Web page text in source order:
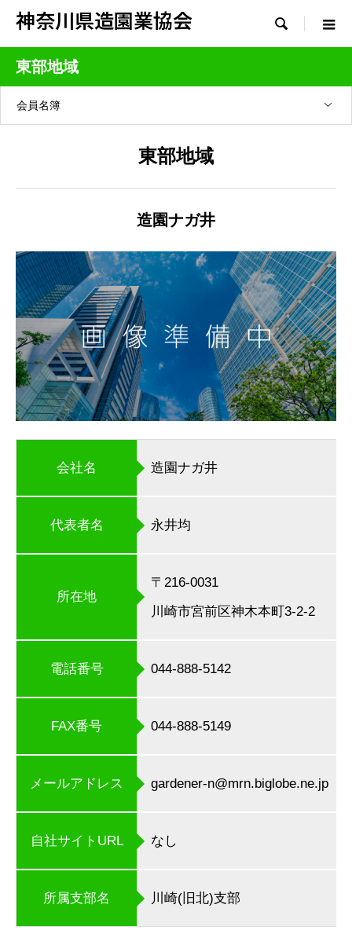
神奈川県造園業協会 
東部地域
会員名簿
東部地域
造園ナガ井
会社名 造園ナガ井
代表者名 永井均
所在地
〒216-0031
川崎市宮前区神木本町3-2-2
電話番号 044-888-5142
FAX番号 044-888-5149
メールアドレス gardener-n@mrn.biglobe.ne.jp
自社サイトURL なし
所属支部名 川崎(旧北)支部